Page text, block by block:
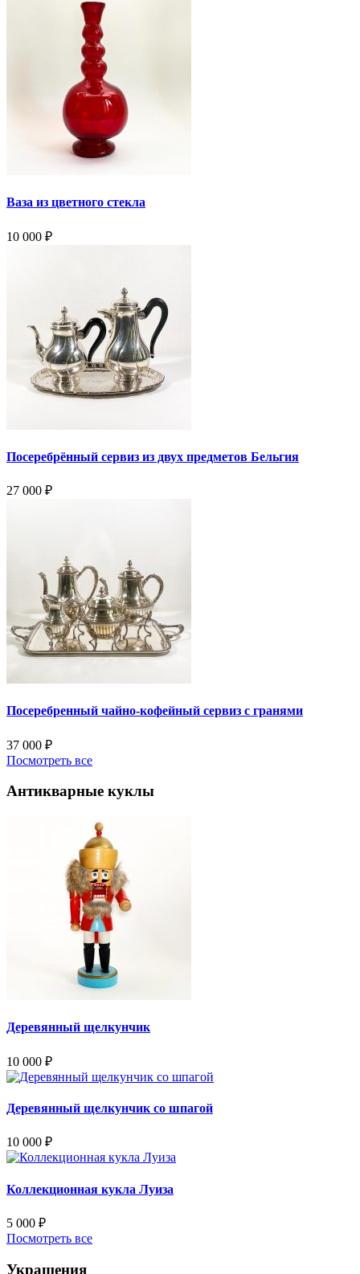
Ваза из цветного стекла
10 000 ₽
Посеребрённый сервиз из двух предметов Бельгия
27 000 ₽
Посеребренный чайно-кофейный сервиз с гранями
37 000 ₽
Посмотреть все
Антикварные куклы
Деревянный щелкунчик
10 000 ₽
Деревянный щелкунчик со шпагой
10 000 ₽
Коллекционная кукла Луиза
5 000 ₽
Посмотреть все
Украшения